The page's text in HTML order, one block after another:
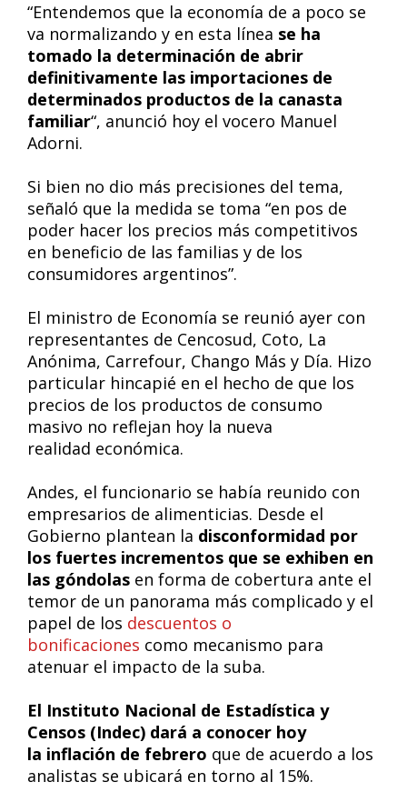
“Entendemos que la economía de a poco se
va normalizando y en esta línea se ha
tomado la determinación de abrir
definitivamente las importaciones de
determinados productos de la canasta
familiar“, anunció hoy el vocero Manuel
Adorni.
Si bien no dio más precisiones del tema,
señaló que la medida se toma “en pos de
poder hacer los precios más competitivos
en beneficio de las familias y de los
consumidores argentinos”.
El ministro de Economía se reunió ayer con
representantes de Cencosud, Coto, La
Anónima, Carrefour, Chango Más y Día. Hizo
particular hincapié en el hecho de que los
precios de los productos de consumo
masivo no reflejan hoy la nueva
realidad económica.
Andes, el funcionario se había reunido con
empresarios de alimenticias. Desde el
Gobierno plantean la disconformidad por
los fuertes incrementos que se exhiben en
las góndolas en forma de cobertura ante el
temor de un panorama más complicado y el
papel de los descuentos o
bonificaciones como mecanismo para
atenuar el impacto de la suba.
El Instituto Nacional de Estadística y
Censos (Indec) dará a conocer hoy
la inflación de febrero que de acuerdo a los
analistas se ubicará en torno al 15%.